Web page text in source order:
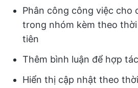
Phân công công việc cho
trong nhóm kèm theo
tiên
Thêm bình luận để hợp
Hiển thị cập nhật theo